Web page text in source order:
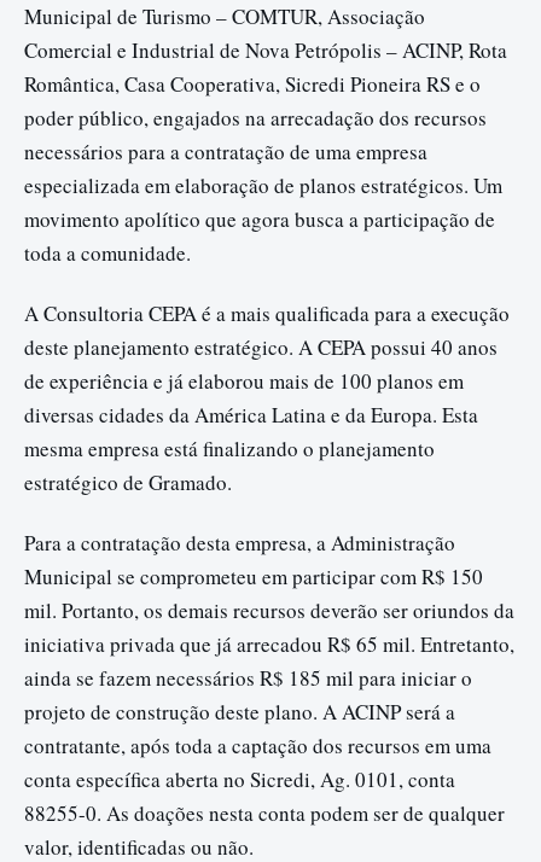
Municipal de Turismo – COMTUR, Associação
Comercial e Industrial de Nova Petrópolis – ACINP, Rota
Romântica, Casa Cooperativa, Sicredi Pioneira RS e o
poder público, engajados na arrecadação dos recursos
necessários para a contratação de uma empresa
especializada em elaboração de planos estratégicos. Um
movimento apolítico que agora busca a participação de
toda a comunidade.
A Consultoria CEPA é a mais qualificada para a execução
deste planejamento estratégico. A CEPA possui 40 anos
de experiência e já elaborou mais de 100 planos em
diversas cidades da América Latina e da Europa. Esta
mesma empresa está finalizando o planejamento
estratégico de Gramado.
Para a contratação desta empresa, a Administração
Municipal se comprometeu em participar com R$ 150
mil. Portanto, os demais recursos deverão ser oriundos da
iniciativa privada que já arrecadou R$ 65 mil. Entretanto,
ainda se fazem necessários R$ 185 mil para iniciar o
projeto de construção deste plano. A ACINP será a
contratante, após toda a captação dos recursos em uma
conta específica aberta no Sicredi, Ag. 0101, conta
88255-0. As doações nesta conta podem ser de qualquer
valor, identificadas ou não.